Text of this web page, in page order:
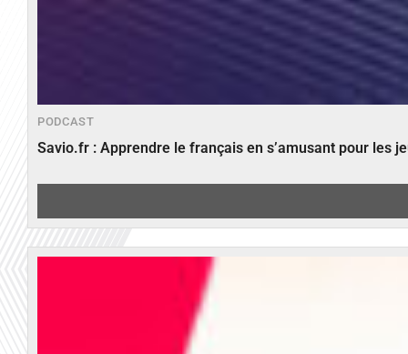
PODCAST
Savio.fr : Apprendre le français en s’amusant pour les